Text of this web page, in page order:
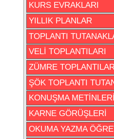
KURS EVRAKLARI
YILLIK PLANLAR
TOPLANTI
VELİ TOPLANTILARI
ZÜMRE
ŞÖK TOPLANTI
KONUŞMA METİNLERİ
KARNE GÖRÜŞLERİ
OKUMA YAZMA